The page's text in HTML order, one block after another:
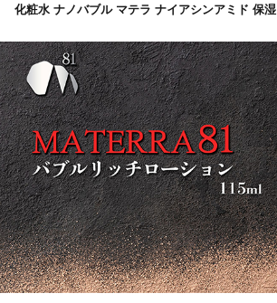
化粧水 ナノバブル マテラ ナイアシンアミド 保湿